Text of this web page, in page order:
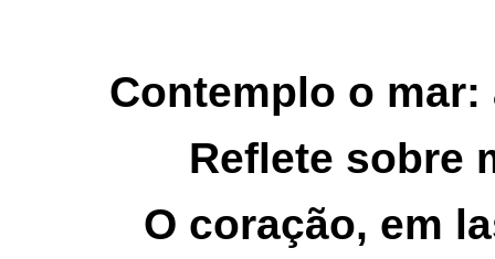
Contemplo o
Reflete sobre
O coração, em